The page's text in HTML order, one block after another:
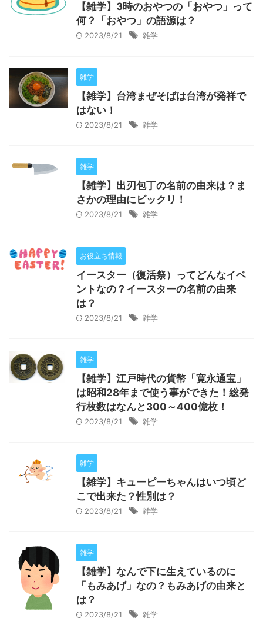
【雑学】3時のおやつの「おやつ」って
何？「おやつ」の語源は？
2023/8/21 雑学
雑学
【雑学】台湾まぜそばは台湾が発祥で
はない！
2023/8/21 雑学
雑学
【雑学】出刃包丁の名前の由来は？ま
さかの理由にビックリ！
2023/8/21 雑学
お役立ち情報
イースター（復活祭）ってどんなイベ
ントなの？イースターの名前の由来
は？
2023/8/21 雑学
雑学
【雑学】江戸時代の貨幣「寛永通宝」
は昭和28年まで使う事ができた！総発
行枚数はなんと300～400億枚！
2023/8/21 雑学
雑学
【雑学】キューピーちゃんはいつ頃ど
こで出来た？性別は？
2023/8/21 雑学
雑学
【雑学】なんで下に生えているのに
「もみあげ」なの？もみあげの由来と
は？
2023/8/21 雑学